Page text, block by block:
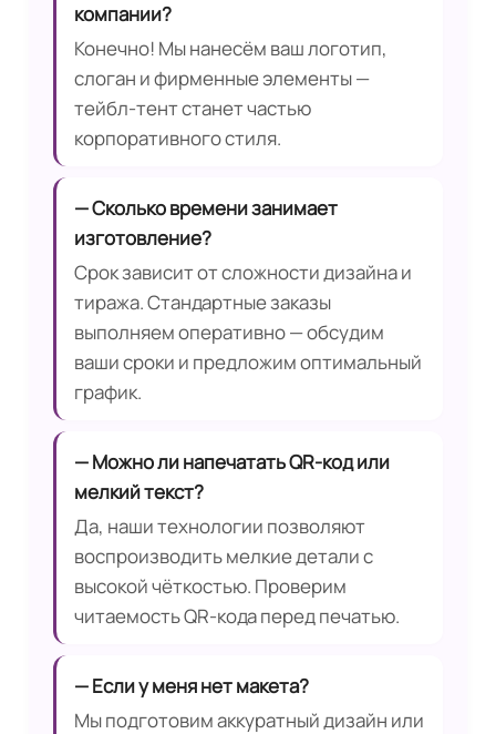
компании?
Конечно! Мы нанесём ваш логотип,
слоган и фирменные элементы —
тейбл‑тент станет частью
корпоративного стиля.
— Сколько времени занимает
изготовление?
Срок зависит от сложности дизайна и
тиража. Стандартные заказы
выполняем оперативно — обсудим
ваши сроки и предложим оптимальный
график.
— Можно ли напечатать QR‑код или
мелкий текст?
Да, наши технологии позволяют
воспроизводить мелкие детали с
высокой чёткостью. Проверим
читаемость QR‑кода перед печатью.
— Если у меня нет макета?
Мы подготовим аккуратный дизайн или